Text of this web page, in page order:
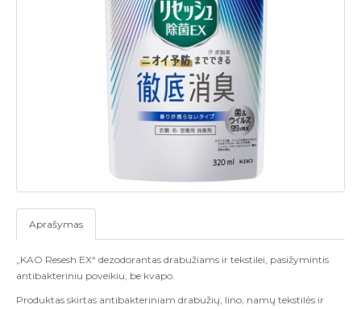
Aprašymas
„KAO Resesh EX“ dezodorantas drabužiams ir tekstilei, pasižymintis
antibakteriniu poveikiu, be kvapo.
Produktas skirtas antibakteriniam drabužių, lino, namų tekstilės ir